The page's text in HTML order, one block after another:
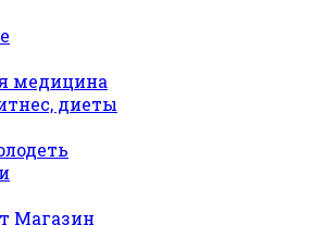
медицина
диеты
Магазин